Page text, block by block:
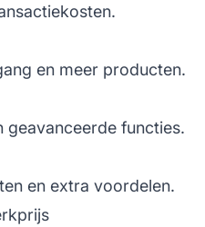
en meer producten.
geavanceerde functies.
en extra voordelen.